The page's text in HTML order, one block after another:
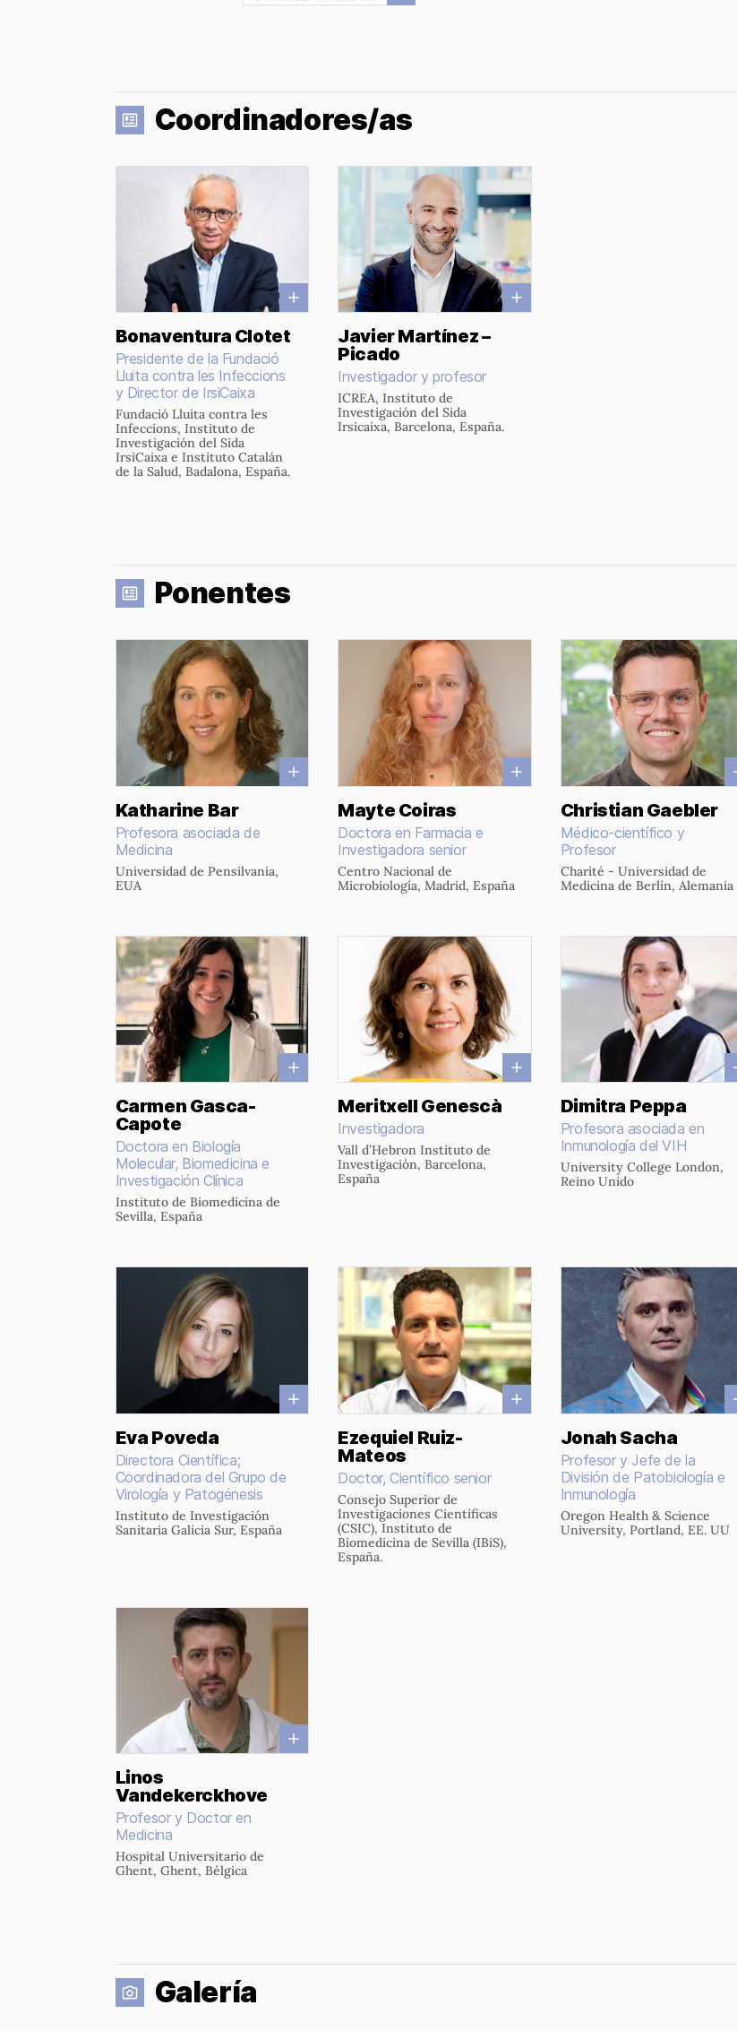
Coordinadores/as
Bonaventura Clotet
Presidente de la Fundació
Lluita contra les Infeccions
y Director de IrsiCaixa
Fundació Lluita contra les
Infeccions, Instituto de
Investigación del Sida
IrsiCaixa e Instituto Catalán
de la Salud, Badalona, España.
Javier Martínez –
Picado
Investigador y profesor
ICREA, Instituto de
Investigación del Sida
Irsicaixa, Barcelona, España.
Ponentes
Katharine Bar
Profesora asociada de
Medicina
Universidad de Pensilvania,
EUA
Mayte Coiras
Doctora en Farmacia e
Investigadora senior
Centro Nacional de
Microbiología, Madrid, España
Christian Gaebler
Médico-científico y
Profesor
Charité - Universidad de
Medicina de Berlín, Alemania
Carmen Gasca-
Capote
Doctora en Biología
Molecular, Biomedicina e
Investigación Clínica
Instituto de Biomedicina de
Sevilla, España
Meritxell Genescà
Investigadora
Vall d’Hebron Instituto de
Investigación, Barcelona,
España
Dimitra Peppa
Profesora asociada en
Inmunología del VIH
University College London,
Reino Unido
Eva Poveda
Directora Científica;
Coordinadora del Grupo de
Virología y Patogénesis
Instituto de Investigación
Sanitaria Galicia Sur, España
Ezequiel Ruiz-
Mateos
Doctor, Científico senior
Consejo Superior de
Investigaciones Científicas
(CSIC), Instituto de
Biomedicina de Sevilla (IBiS),
España.
Jonah Sacha
Profesor y Jefe de la
División de Patobiología e
Inmunología
Oregon Health & Science
University, Portland, EE. UU
Linos
Vandekerckhove
Profesor y Doctor en
Medicina
Hospital Universitario de
Ghent, Ghent, Bélgica
Galería